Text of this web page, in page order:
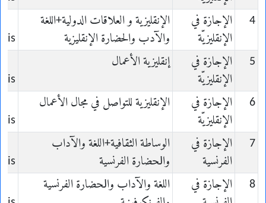
4
الإجازة في
الإنقليزيّة
الإنقليزية و العلاقات الدولية+اللغة
والآدب والحضارة اﻹﻧﻘﻠﻴﺰية
5
الإجازة في
الإنقليزيّة
إنقليزية الأعمال
6
الإجازة في
الإنقليزيّة
الإنقليزية للتواصل في مجال الأعمال
7
الإجازة في
الفرنسية
الوساطة الثقافية+ﺍﻟﻠﻐﺔ ﻭﺍﻵﺩﺍﺏ
ﻭﺍﳊﻀﺎﺭﺓ ﺍلفرنسية
8
الإجازة في
ﺍﻟﻠﻐﺔ ﻭﺍﻵﺩﺍﺏ ﻭﺍﳊﻀﺎﺭﺓ ﺍلفرنسية